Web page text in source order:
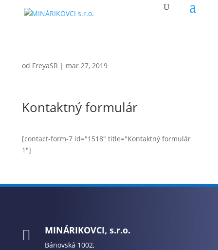
od FreyaSR | mar 27, 2019
Kontaktný formulár
[contact-form-7 id="1518" title="Kontaktný formulár
1"]
 MINÁRIKOVCI, s.r.o.
Bánovská 1002,